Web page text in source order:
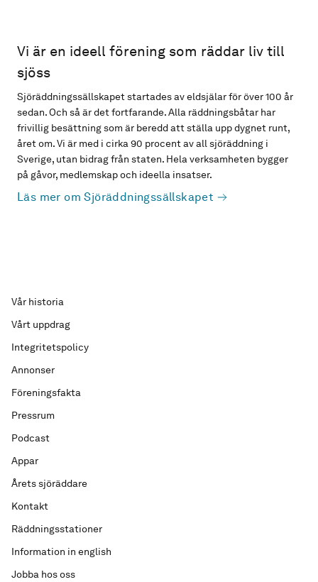
Vi är en ideell förening som räddar liv till
sjöss
Sjöräddningssällskapet startades av eldsjälar för över 100 år
sedan. Och så är det fortfarande. Alla räddningsbåtar har
frivillig besättning som är beredd att ställa upp dygnet runt,
året om. Vi är med i cirka 90 procent av all sjöräddning i
Sverige, utan bidrag från staten. Hela verksamheten bygger
på gåvor, medlemskap och ideella insatser.
Läs mer om Sjöräddningssällskapet
Vår historia
Vårt uppdrag
Integritetspolicy
Annonser
Föreningsfakta
Pressrum
Podcast
Appar
Årets sjöräddare
Kontakt
Räddningsstationer
Information in english
Jobba hos oss